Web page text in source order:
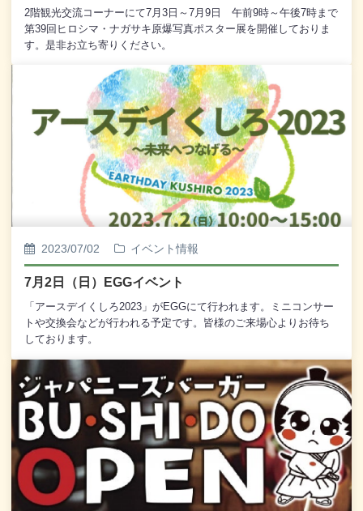
2階観光交流コーナーにて7月3日～7月9日 午前9時～午後7時まで
第39回ヒロシマ・ナガサキ原爆写真ポスター展を開催しておりま
す。是非お立ち寄りください。
2023/07/02 イベント情報
7月2日（日）EGGイベント
「アースデイくしろ2023」がEGGにて行われます。ミニコンサー
トや交換会などが行われる予定です。皆様のご来場心よりお待ち
しております。